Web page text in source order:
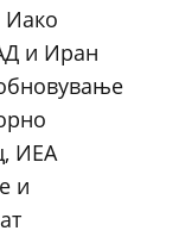
Иако
и Иран
ИЕА
и